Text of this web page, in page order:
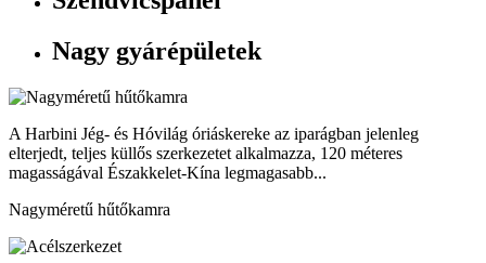
Nagy gyárépületek
A Harbini Jég- és Hóvilág óriáskereke az iparágban jelenleg
elterjedt, teljes küllős szerkezetet alkalmazza, 120 méteres
magasságával Északkelet-Kína legmagasabb...
Nagyméretű hűtőkamra